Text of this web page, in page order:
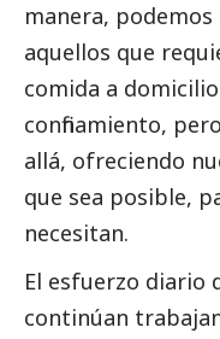
manera,
aquellos que
comida a
confinamiento,
allá, ofreciendo
que sea posible,
necesitan.
El esfuerzo diario
continúan